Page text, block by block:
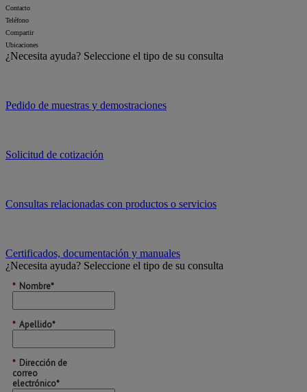
Contacto
Teléfono
Compartir
Ubicaciones
¿Necesita ayuda? Seleccione el tipo de su consulta
Pedido de muestras y demostraciones
Solicitud de cotización
Consultas relacionadas con productos o servicios
Certificados, documentación y manuales
¿Necesita ayuda? Seleccione el tipo de su consulta
* Nombre*
* Apellido*
* Dirección de
correo
electrónico*